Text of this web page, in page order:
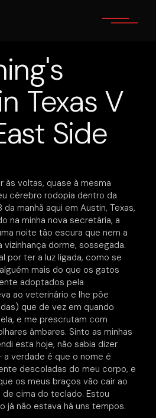
Texas V
Side
às voltas, quase à mesma
cérebro rodopia dentro da
da manhã aqui em Austin, Texas,
na minha nova secretária, a
noite tão escura que nem a
vizinhança dorme, sossegada.
por ter a luz ligada, como se
mais do que os gatos
adoptados pela
ao veterinário e lhe põe
que de vez em quando
e me prescrutam com
âmbares. Sinto as minhas
esta hoje, não sabia dizer
verdade é que o nome é
descoladas do meu corpo, e
os meus braços vão cair ao
de cima do teclado. Estou
já não estava há uns tempos.